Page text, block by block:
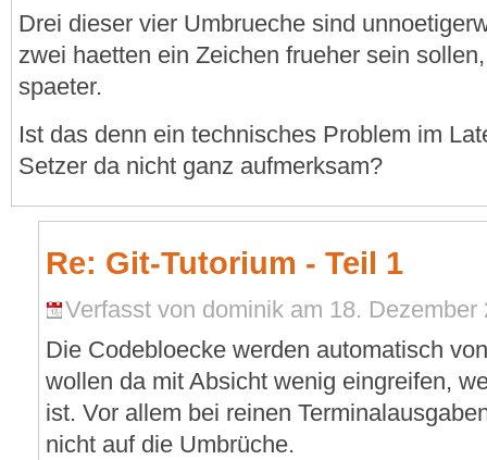
Drei dieser vier Umbrueche sind
zwei haetten ein Zeichen frueher sein
spaeter.
Ist das denn ein technisches Problem im
Setzer da nicht ganz aufmerksam?
Re: Git-Tutorium - Teil 1
Verfasst von dominik am 18. Dezember
Die Codebloecke werden automatisch
wollen da mit Absicht wenig eingreifen,
ist. Vor allem bei reinen
nicht auf die Umbrüche.